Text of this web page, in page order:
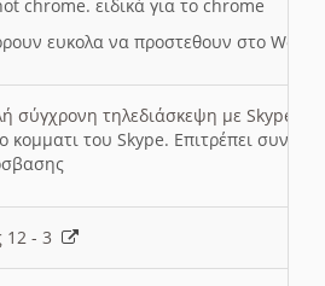
chrome. ειδικά για το chrome
ευκολα να προστεθουν στο Word
σύγχρονη τηλεδιάσκεψη με Skype
κομματι του Skype. Επιτρέπει
12 - 3